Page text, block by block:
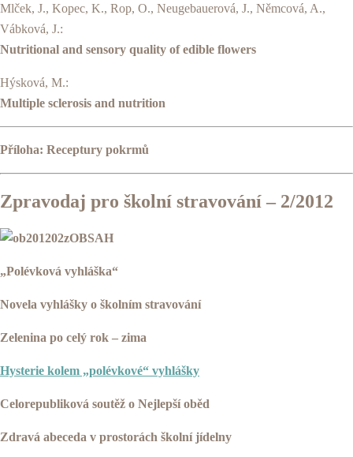
Mlček, J., Kopec, K., Rop, O., Neuge­bauerová, J., Němcová, A.,
Vábková, J.:
Nutritional and sensory quality of edible flowers
Hýsková, M.:
Multiple sclerosis and nutrition
Příloha: Receptury pokrmů
Zpravodaj pro školní stravování – 2/2012
OBSAH
„Polévková vyhláška“
Novela vyhlášky o školním stravování
Zelenina po celý rok – zima
Hysterie kolem „polévkové“ vyhlášky
Celorepubliková soutěž o Nejlepší oběd
Zdravá abeceda v prostorách školní jídelny